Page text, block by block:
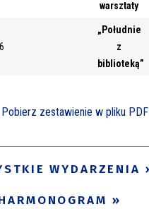
warsztaty
„Południe
z
biblioteką”
Pobierz zestawienie w pliku PDF
WYDARZENIA